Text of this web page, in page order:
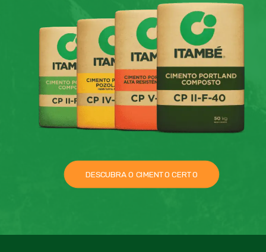
DESCUBRA O CIMENTO CERTO